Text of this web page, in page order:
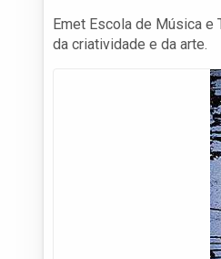
Emet Escola de Música e
da criatividade e da arte.